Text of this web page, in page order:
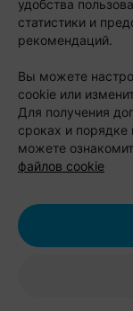
удобства
статистики и
рекомендаций.
Вы можете
cookie или
Для получения
сроках и порядке
можете
файлов cookie